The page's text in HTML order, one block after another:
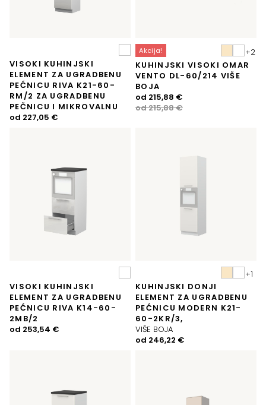
VISOKI KUHINJSKI
ELEMENT ZA UGRADBENU
PEĆNICU RIVA K21-60-
RM/2 ZA UGRADBENU
PEČNICU I MIKROVALNU
od 227,05 €
Akcija!
KUHINJSKI VISOKI OMAR
VENTO DL-60/214 VIŠE
BOJA
od215,88€
Izvorna
cijena
od 215,88 €
Trenutna
cijena
VISOKI KUHINJSKI
ELEMENT ZA UGRADBENU
PEĆNICU RIVA K14-60-
2MB/2
od 253,54 €
KUHINJSKI DONJI
ELEMENT ZA UGRADBENU
PEĆNICU MODERN K21-
60-2KR/3,
VIŠE BOJA
od 246,22 €